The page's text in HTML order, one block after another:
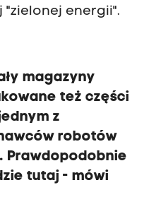
"zielonej energii".
magazyny
też części
z
robotów
Prawdopodobnie
tutaj - mówi